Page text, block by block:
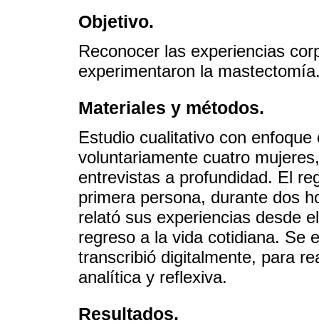
Objetivo.
Reconocer las experiencias
experimentaron la
Materiales y métodos.
Estudio cualitativo con
voluntariamente cuatro
entrevistas a profundidad. El
primera persona, durante dos
relató sus experiencias desde
regreso a la vida cotidiana. Se
transcribió digitalmente, para
analítica y reflexiva.
Resultados.